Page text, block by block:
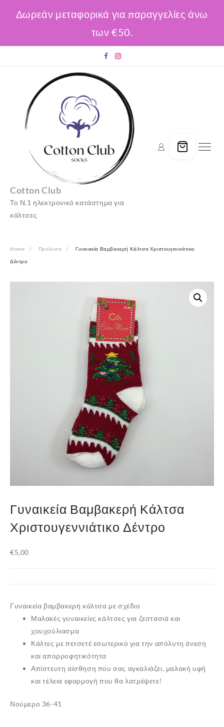
Δωρεάν μεταφορικά για παραγγελίες άνω
των €50.
Cotton Club
Το Ν.1 ηλεκτρονικό κατάστημα για
κάλτσες
Home Προϊόντα Γυναικεία Βαμβακερή Κάλτσα Χριστουγεννιάτικο
Δέντρο
Γυναικεία Βαμβακερή Κάλτσα
Χριστουγεννιάτικο Δέντρο
€5,00
Γυναικεία βαμβακερή κάλτσα με σχέδιο
Μαλακές γυναικείες κάλτσες για ζεστασιά και
χουχούλιασμα
Κάλτες με πετσετέ εσωτερικό για την απόλυτη άνεση
και απορροφητικότητα
Απίστευτη αίσθηση που σας αγκαλιάζει, μαλακή υφή
και τέλεια εφαρμογή που θα λατρέψετε!
Νούμερο 36-41